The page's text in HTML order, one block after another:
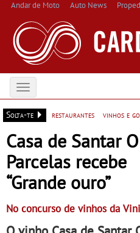
Andar de Moto Auto News
Toggle
navigation
Solta-te
restaurantes vinhos e
Casa de Santar
Parcelas recebe
“Grande ouro”
No concurso de vinhos da